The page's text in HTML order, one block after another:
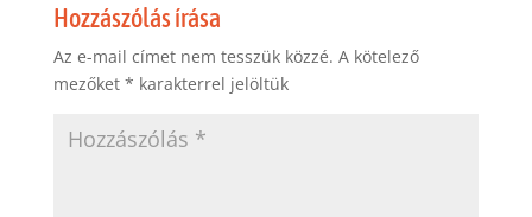
Hozzászólás írása
Az e-mail címet nem tesszük közzé. A kötelező
mezőket * karakterrel jelöltük